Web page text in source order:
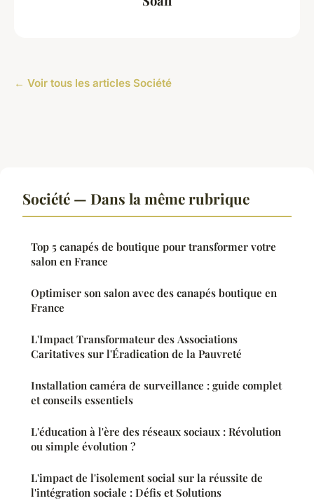
← Voir tous les articles Société
Société — Dans la même rubrique
Top 5 canapés de boutique pour transformer votre
salon en France
Optimiser son salon avec des canapés boutique en
France
L'Impact Transformateur des Associations
Caritatives sur l'Éradication de la Pauvreté
Installation caméra de surveillance : guide complet
et conseils essentiels
L'éducation à l'ère des réseaux sociaux : Révolution
ou simple évolution ?
L'impact de l'isolement social sur la réussite de
l'intégration sociale : Défis et Solutions